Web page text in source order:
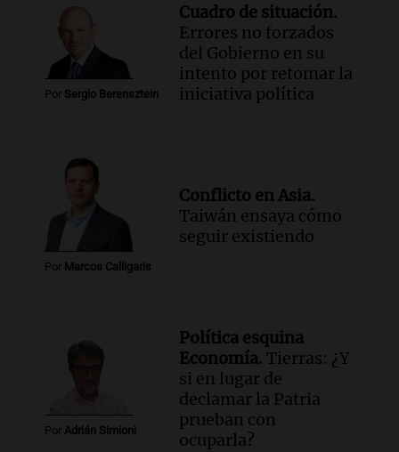
Por Sergio Berensztein
Cuadro de situación.
Errores no forzados
del Gobierno en su
intento por retomar la
iniciativa política
Por Marcos Calligaris
Conflicto en Asia.
Taiwán ensaya cómo
seguir existiendo
Por Adrián Simioni
Política esquina
Economía. Tierras: ¿Y
si en lugar de
declamar la Patria
prueban con
ocuparla?